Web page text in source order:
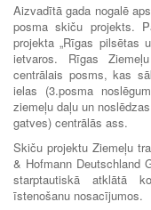
Aizvadītā gada nogalē
posma skiču projekts.
projekta „Rīgas pilsētas
ietvaros. Rīgas
centrālais posms, kas
ielas (3.posma
ziemeļu daļu un
gatves) centrālās ass.
Skiču projektu Ziemeļu
& Hofmann Deutschland
starptautiskā atklātā
īstenošanu nosacījumos.